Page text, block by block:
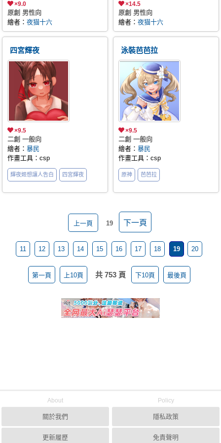
×9.0
原創 男性向
繪者：夜猫十六
×14.5
原創 男性向
繪者： 夜猫十六
四宮輝夜
×9.5
二創 一般向
繪者：暴民
作畫工具：csp
輝夜姬想讓人告白 四宮輝夜
泳裝芭芭拉
×9.5
二創 一般向
繪者： 暴民
作畫工具：csp
原神 芭芭拉
上一頁 19 下一頁
11 12 13 14 15 16 17 18 19 20
第一頁 上10頁 共 753 頁 下10頁 最後頁
About
關於我們
更新履歷
Policy
隱私政策
免責聲明